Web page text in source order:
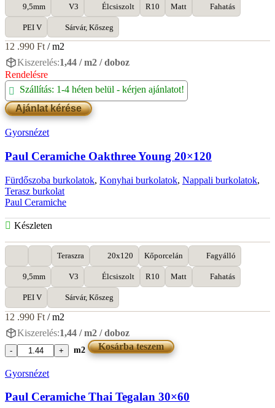
9,5mm V3 Élcsiszolt R10 Matt Fahatás
PEI V Sárvár, Kőszeg
12 .990 Ft / m2
Kiszerelés:1,44 / m2 / doboz
Rendelésre
Szállítás: 1-4 héten belül - kérjen ajánlatot!
Ajánlat kérése
Gyorsnézet
Paul Ceramiche Oakthree Young 20×120
Fürdőszoba burkolatok, Konyhai burkolatok, Nappali burkolatok,
Terasz burkolat
Paul Ceramiche
Készleten
Teraszra 20x120 Kőporcelán Fagyálló
9,5mm V3 Élcsiszolt R10 Matt Fahatás
PEI V Sárvár, Kőszeg
12 .990 Ft / m2
Kiszerelés:1,44 / m2 / doboz
Paul
Oakthree
20x120
m2 Kosárba teszem
Gyorsnézet
Paul Ceramiche Thai Tegalan 30×60